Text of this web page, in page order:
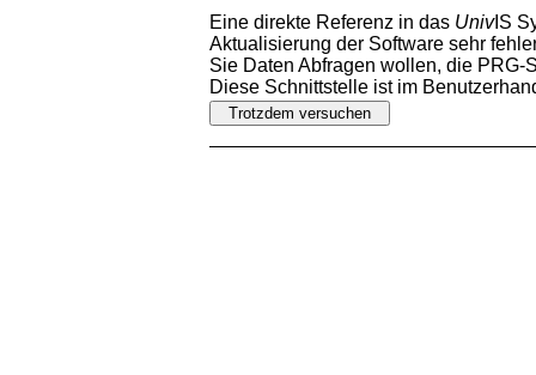
Eine direkte Referenz in das UnivIS
Aktualisierung der Software sehr
Sie Daten Abfragen wollen, die PRG-
Diese Schnittstelle ist im